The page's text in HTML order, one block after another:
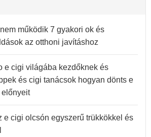
működik 7 gyakori ok és
az otthoni javításhoz
e cigi világába kezdőknek és
és cigi tanácsok hogyan dönts e
e cigi olcsón egyszerű trükkökkel és